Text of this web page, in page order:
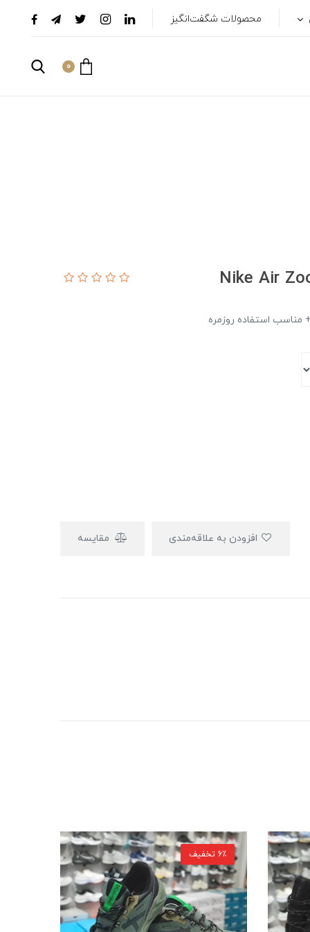
محصولات شگفت‌انگیز
0
استفاده روزمره
مقایسه
6٪ تخفیف